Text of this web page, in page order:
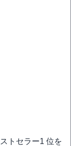
トセラー1 位を